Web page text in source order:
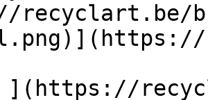
recyclart.be/